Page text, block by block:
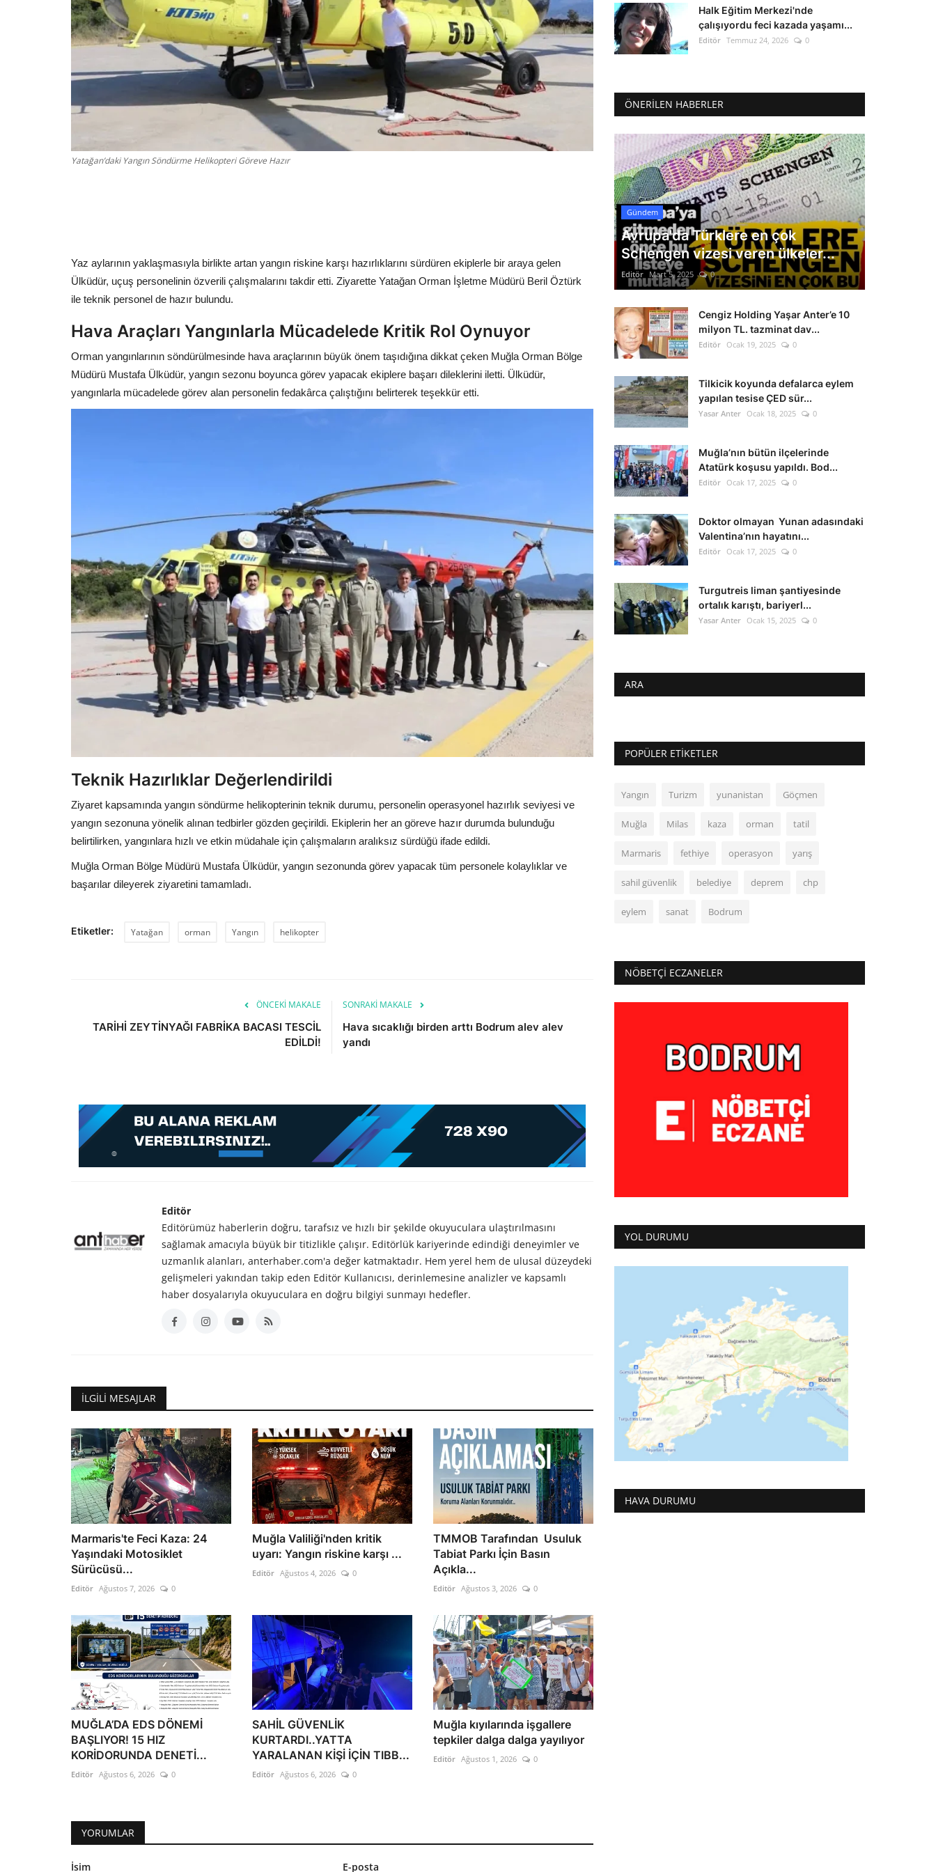
Yatağan’daki Yangın Söndürme Helikopteri Göreve Hazır
Yaz aylarının yaklaşmasıyla birlikte artan yangın riskine karşı hazırlıklarını sürdüren ekiplerle bir araya gelen
Ülküdür, uçuş personelinin özverili çalışmalarını takdir etti. Ziyarette Yatağan Orman İşletme Müdürü Beril Öztürk
ile teknik personel de hazır bulundu.
Hava Araçları Yangınlarla Mücadelede Kritik Rol Oynuyor
Orman yangınlarının söndürülmesinde hava araçlarının büyük önem taşıdığına dikkat çeken Muğla Orman Bölge
Müdürü Mustafa Ülküdür, yangın sezonu boyunca görev yapacak ekiplere başarı dileklerini iletti. Ülküdür,
yangınlarla mücadelede görev alan personelin fedakârca çalıştığını belirterek teşekkür etti.
Teknik Hazırlıklar Değerlendirildi
Ziyaret kapsamında yangın söndürme helikopterinin teknik durumu, personelin operasyonel hazırlık seviyesi ve
yangın sezonuna yönelik alınan tedbirler gözden geçirildi. Ekiplerin her an göreve hazır durumda bulunduğu
belirtilirken, yangınlara hızlı ve etkin müdahale için çalışmaların aralıksız sürdüğü ifade edildi.
Muğla Orman Bölge Müdürü Mustafa Ülküdür, yangın sezonunda görev yapacak tüm personele kolaylıklar ve
başarılar dileyerek ziyaretini tamamladı.
Etiketler: Yatağan orman Yangın helikopter
ÖNCEKI MAKALE
TARİHİ ZEYTİNYAĞI FABRİKA BACASI TESCİL
EDİLDİ!
SONRAKI MAKALE
Hava sıcaklığı birden arttı Bodrum alev alev
yandı
Editör
Editörümüz haberlerin doğru, tarafsız ve hızlı bir şekilde okuyuculara ulaştırılmasını
sağlamak amacıyla büyük bir titizlikle çalışır. Editörlük kariyerinde edindiği deneyimler ve
uzmanlık alanları, anterhaber.com'a değer katmaktadır. Hem yerel hem de ulusal düzeydeki
gelişmeleri yakından takip eden Editör Kullanıcısı, derinlemesine analizler ve kapsamlı
haber dosyalarıyla okuyuculara en doğru bilgiyi sunmayı hedefler.
İLGILI MESAJLAR
Marmaris'te Feci Kaza: 24
Yaşındaki Motosiklet
Sürücüsü...
Editör Ağustos 7, 2026 0
Muğla Valiliği'nden kritik
uyarı: Yangın riskine karşı ...
Editör Ağustos 4, 2026 0
TMMOB Tarafından Usuluk
Tabiat Parkı İçin Basın
Açıkla...
Editör Ağustos 3, 2026 0
MUĞLA’DA EDS DÖNEMİ
BAŞLIYOR! 15 HIZ
KORİDORUNDA DENETİ...
Editör Ağustos 6, 2026 0
SAHİL GÜVENLİK
KURTARDI..YATTA
YARALANAN KİŞİ İÇİN TIBB...
Editör Ağustos 6, 2026 0
Muğla kıyılarında işgallere
tepkiler dalga dalga yayılıyor
Editör Ağustos 1, 2026 0
YORUMLAR
İsim E-posta
Halk Eğitim Merkezi'nde
çalışıyordu feci kazada yaşamı...
Editör Temmuz 24, 2026 0
ÖNERILEN HABERLER
Gündem
Avrupa'da Türklere en çok
Schengen vizesi veren ülkeler...
Editör Mart 5, 2025 0
Cengiz Holding Yaşar Anter’e 10
milyon TL. tazminat dav...
Editör Ocak 19, 2025 0
Tilkicik koyunda defalarca eylem
yapılan tesise ÇED sür...
Yasar Anter Ocak 18, 2025 0
Muğla’nın bütün ilçelerinde
Atatürk koşusu yapıldı. Bod...
Editör Ocak 17, 2025 0
Doktor olmayan Yunan adasındaki
Valentina’nın hayatını...
Editör Ocak 17, 2025 0
Turgutreis liman şantiyesinde
ortalık karıştı, bariyerl...
Yasar Anter Ocak 15, 2025 0
ARA
POPÜLER ETIKETLER
Yangın Turizm yunanistan Göçmen
Muğla Milas kaza orman tatil
Marmaris fethiye operasyon yarış
sahil güvenlik belediye deprem chp
eylem sanat Bodrum
NÖBETÇI ECZANELER
YOL DURUMU
HAVA DURUMU